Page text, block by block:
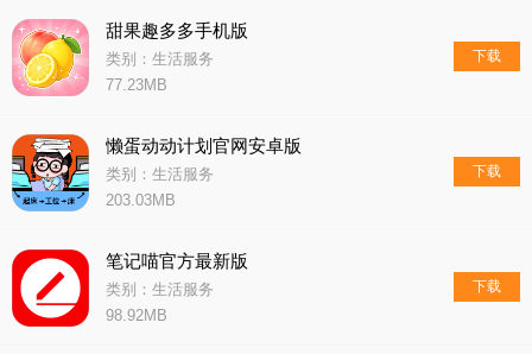
甜果趣多多手机版
类别：生活服务
77.23MB
下载
懒蛋动动计划官网安卓版
类别：生活服务
203.03MB
下载
笔记喵官方最新版
类别：生活服务
98.92MB
下载